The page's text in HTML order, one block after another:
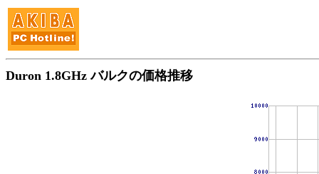
Duron 1.8GHz バルクの価格推移